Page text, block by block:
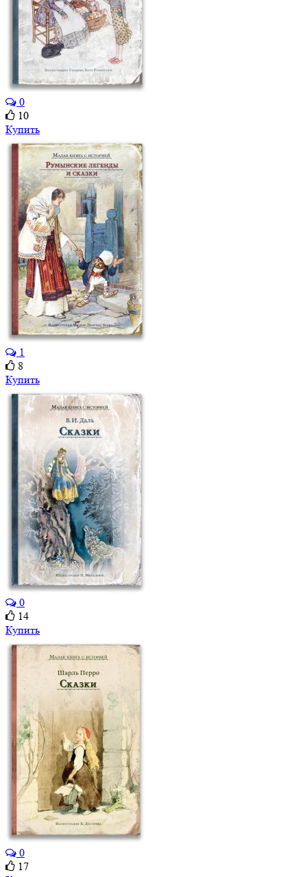
0
10
Купить
1
8
Купить
0
14
Купить
0
17